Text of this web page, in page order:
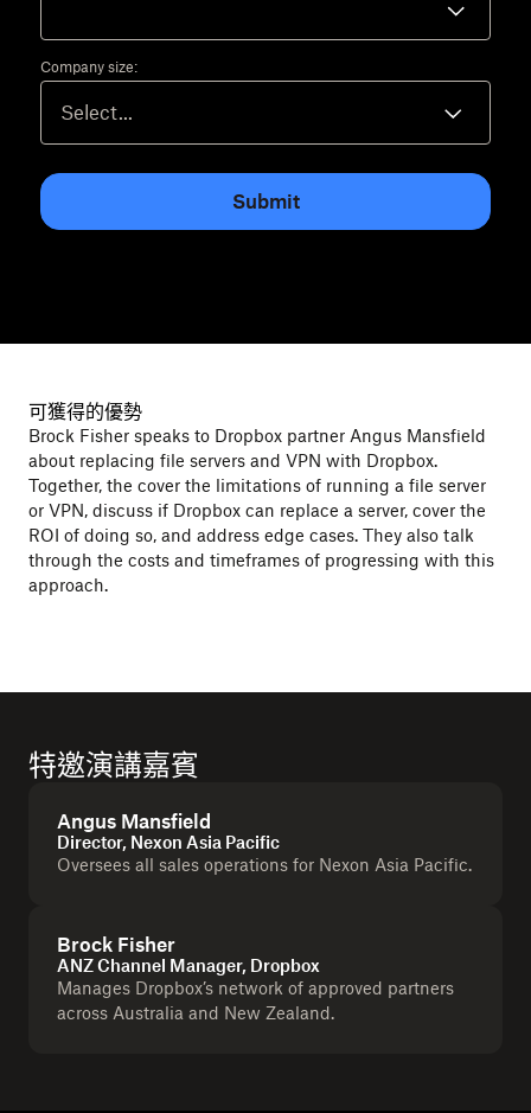
Company size:
Submit
可獲得的優勢
Brock Fisher speaks to Dropbox partner Angus Mansfield
about replacing file servers and VPN with Dropbox.
Together, the cover the limitations of running a file server
or VPN, discuss if Dropbox can replace a server, cover the
ROI of doing so, and address edge cases. They also talk
through the costs and timeframes of progressing with this
approach.
特邀演講嘉賓
Angus Mansfield
Director, Nexon Asia Pacific
Oversees all sales operations for Nexon Asia Pacific.
Brock Fisher
ANZ Channel Manager, Dropbox
Manages Dropbox’s network of approved partners
across Australia and New Zealand.